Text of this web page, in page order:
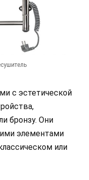
с эстетической
бронзу. Они
элементами
или